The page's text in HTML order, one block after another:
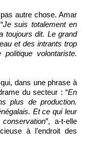
autre chose. Amar
Je suis totalement en
toujours dit. Le grand
et des intrants trop
volontariste.
dans une phrase à
du secteur : “En
plus de production.
Et ce qui leur
”, a-t-elle
à l’endroit des